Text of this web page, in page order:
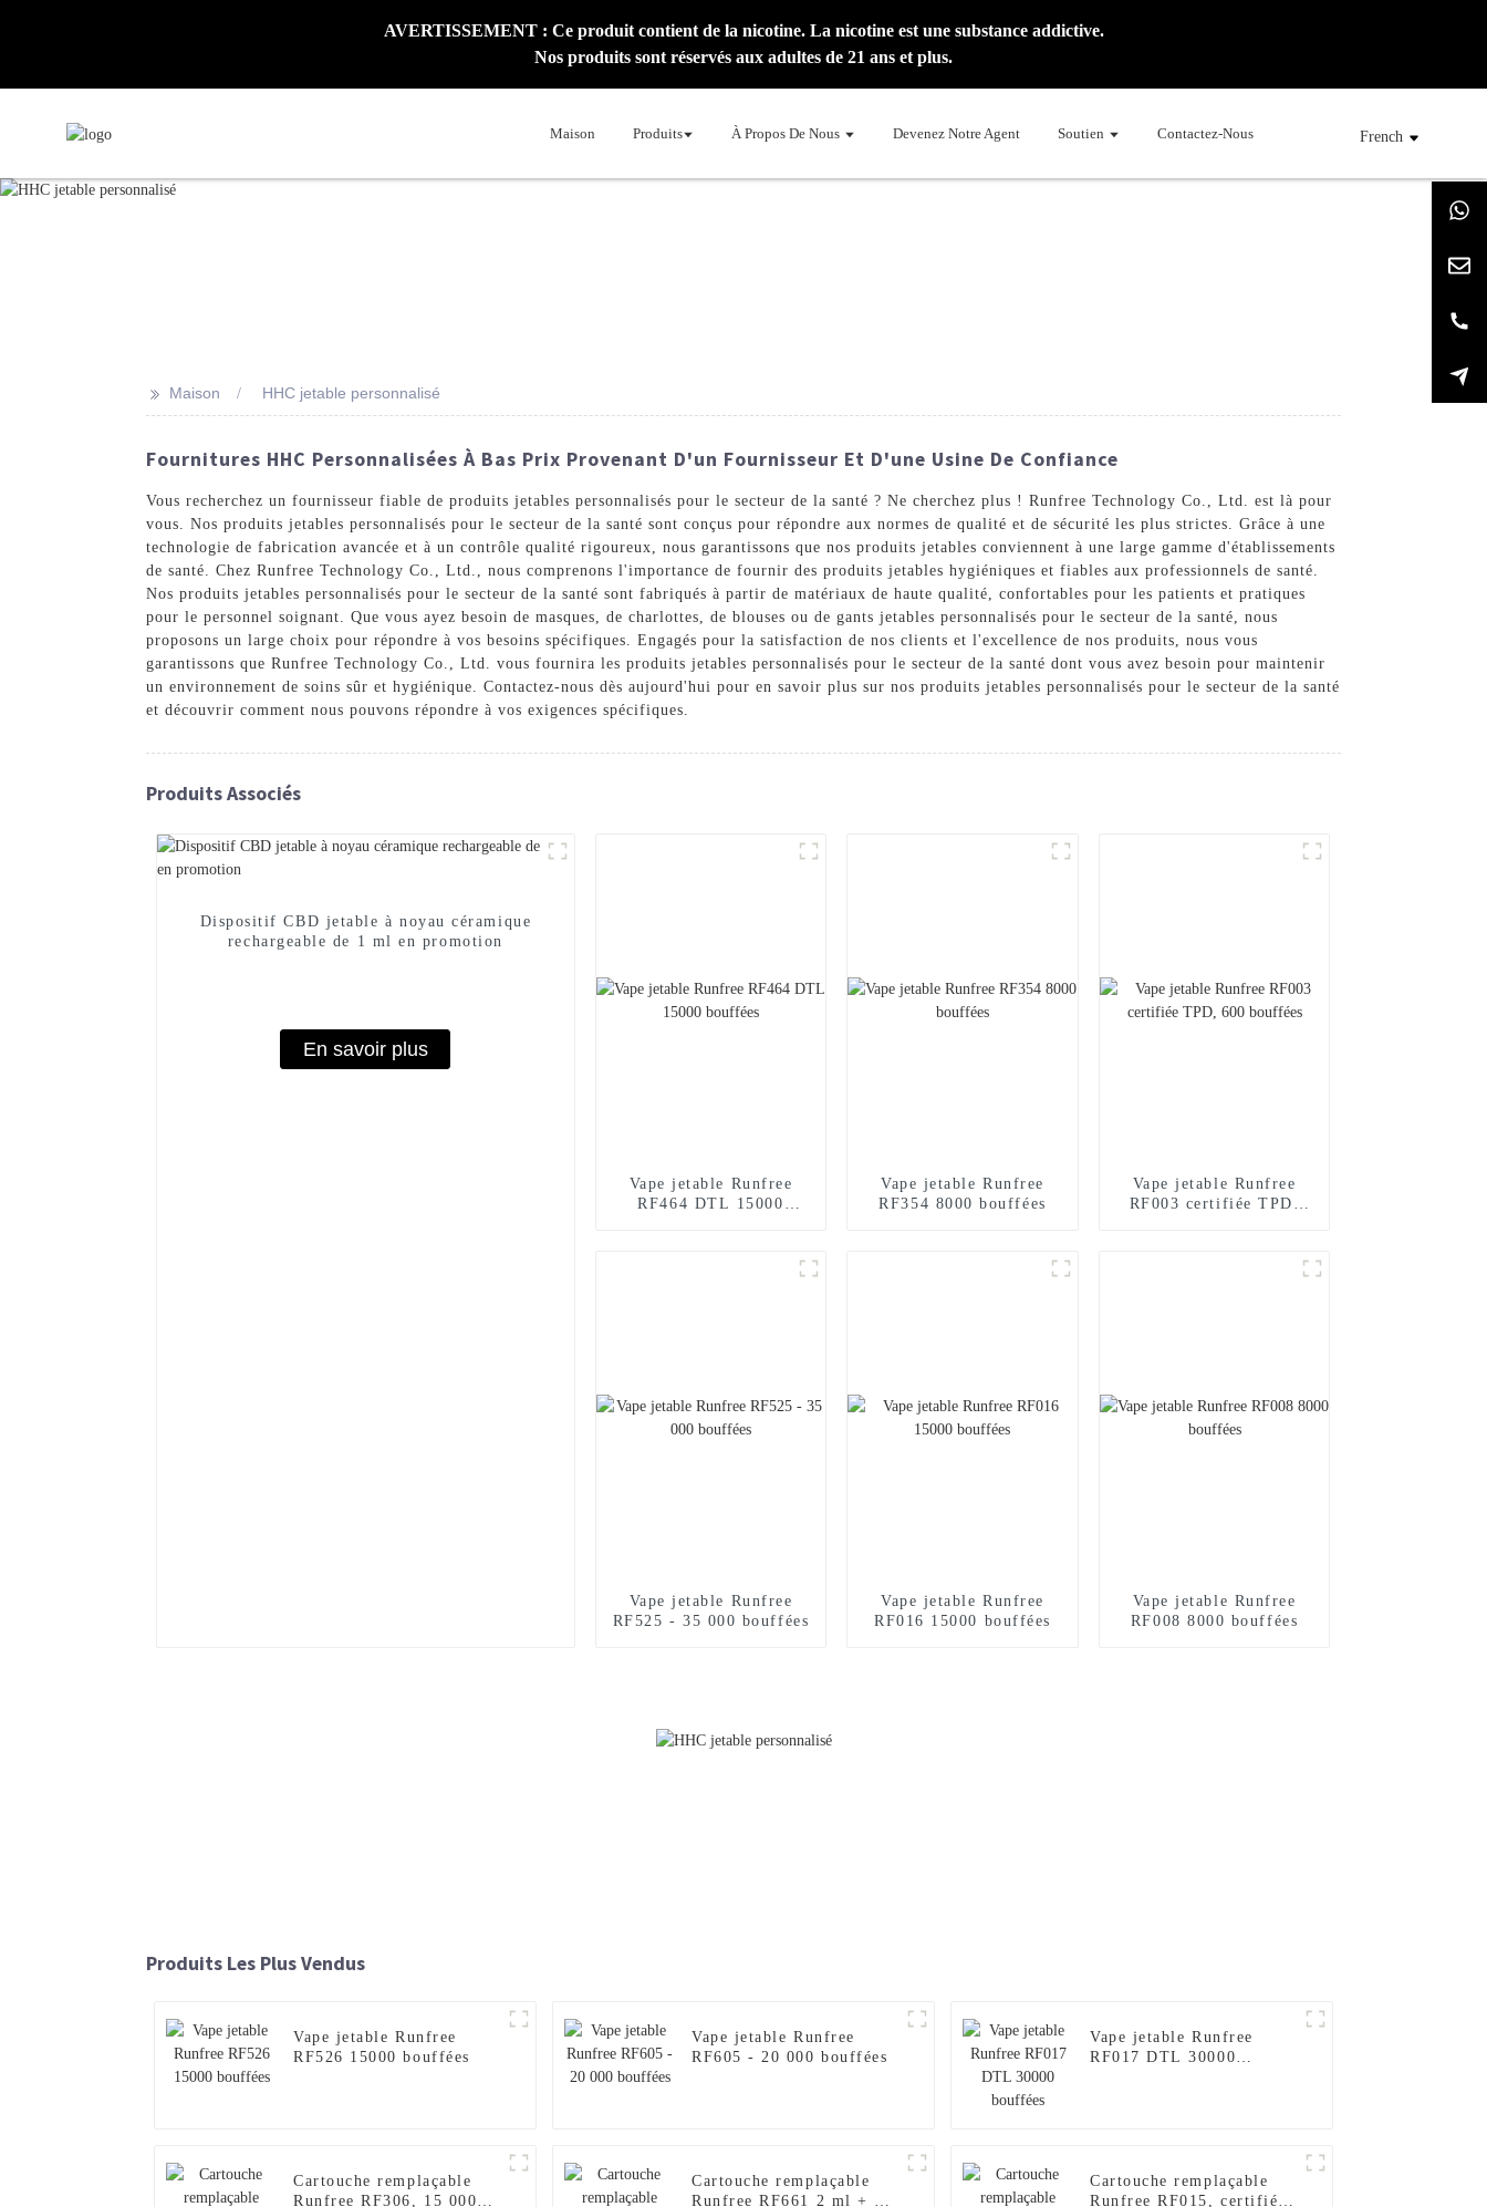
AVERTISSEMENT : Ce produit contient de la nicotine. La nicotine est une substance addictive.
Nos produits sont réservés aux adultes de 21 ans et plus.
Maison Produits À Propos De Nous Devenez Notre Agent Soutien Contactez-Nous French
>> Maison HHC jetable personnalisé
Fournitures HHC Personnalisées À Bas Prix Provenant D'un Fournisseur Et D'une Usine De Confiance
Vous recherchez un fournisseur fiable de produits jetables personnalisés pour le secteur de la santé ? Ne cherchez plus ! Runfree Technology Co., Ltd. est là pour
vous. Nos produits jetables personnalisés pour le secteur de la santé sont conçus pour répondre aux normes de qualité et de sécurité les plus strictes. Grâce à une
technologie de fabrication avancée et à un contrôle qualité rigoureux, nous garantissons que nos produits jetables conviennent à une large gamme d'établissements
de santé. Chez Runfree Technology Co., Ltd., nous comprenons l'importance de fournir des produits jetables hygiéniques et fiables aux professionnels de santé.
Nos produits jetables personnalisés pour le secteur de la santé sont fabriqués à partir de matériaux de haute qualité, confortables pour les patients et pratiques
pour le personnel soignant. Que vous ayez besoin de masques, de charlottes, de blouses ou de gants jetables personnalisés pour le secteur de la santé, nous
proposons un large choix pour répondre à vos besoins spécifiques. Engagés pour la satisfaction de nos clients et l'excellence de nos produits, nous vous
garantissons que Runfree Technology Co., Ltd. vous fournira les produits jetables personnalisés pour le secteur de la santé dont vous avez besoin pour maintenir
un environnement de soins sûr et hygiénique. Contactez-nous dès aujourd'hui pour en savoir plus sur nos produits jetables personnalisés pour le secteur de la santé
et découvrir comment nous pouvons répondre à vos exigences spécifiques.
Produits Associés
Dispositif CBD jetable à noyau céramique
rechargeable de 1 ml en promotion
En savoir plus
Vape jetable Runfree
RF464 DTL 15000
Vape jetable Runfree
RF354 8000 bouffées
Vape jetable Runfree
RF003 certifiée TPD,
Vape jetable Runfree
RF525 - 35 000 bouffées
Vape jetable Runfree
RF016 15000 bouffées
Vape jetable Runfree
RF008 8000 bouffées
Produits Les Plus Vendus
Vape jetable Runfree
RF526 15000 bouffées
Vape jetable Runfree
RF605 - 20 000 bouffées
Vape jetable Runfree
RF017 DTL 30000
Cartouche remplaçable
Runfree RF306, 15 000
Cartouche remplaçable
Runfree RF661 2 ml + 10
Cartouche remplaçable
Runfree RF015, certifiée